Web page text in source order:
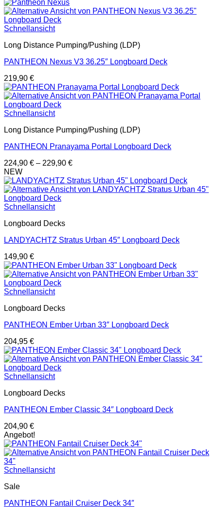
Schnellansicht
Long Distance Pumping/Pushing (LDP)
PANTHEON Nexus V3 36.25″ Longboard Deck
219,90 €
Schnellansicht
Long Distance Pumping/Pushing (LDP)
PANTHEON Pranayama Portal Longboard Deck
224,90 € – 229,90 €
NEW
Schnellansicht
Longboard Decks
LANDYACHTZ Stratus Urban 45″ Longboard Deck
149,90 €
Schnellansicht
Longboard Decks
PANTHEON Ember Urban 33″ Longboard Deck
204,95 €
Schnellansicht
Longboard Decks
PANTHEON Ember Classic 34″ Longboard Deck
204,90 €
Angebot!
Schnellansicht
Sale
PANTHEON Fantail Cruiser Deck 34″